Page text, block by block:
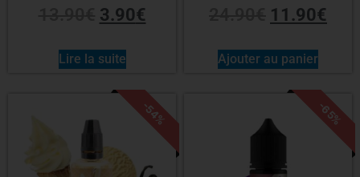
MEXICAN CARTEL
3.90€
Lire la suite
11.90€
Ajouter au panier
-54% -65%